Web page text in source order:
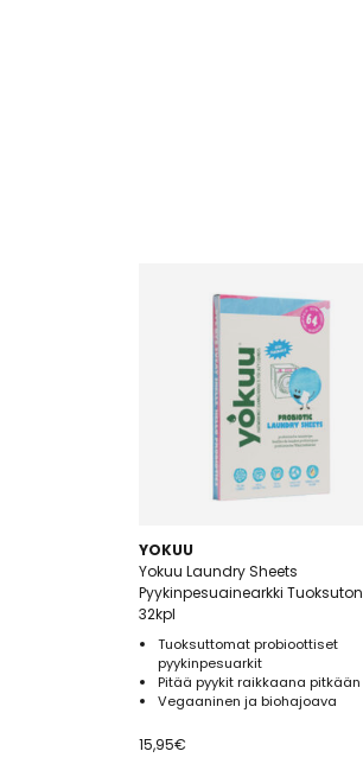
YOKUU
Yokuu Laundry Sheets
Pyykinpesuainearkki Tuoksuton
32kpl
Tuoksuttomat probioottiset
pyykinpesuarkit
Pitää pyykit raikkaana pitkään
Vegaaninen ja biohajoava
15,95€